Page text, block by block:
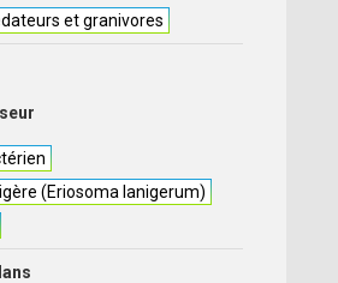
et granivores
(Eriosoma lanigerum)